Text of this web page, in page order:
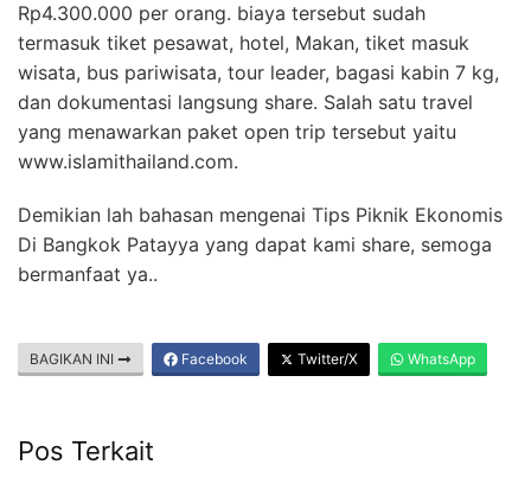
Rp4.300.000 per orang. biaya tersebut sudah
termasuk tiket pesawat, hotel, Makan, tiket masuk
wisata, bus pariwisata, tour leader, bagasi kabin 7 kg,
dan dokumentasi langsung share. Salah satu travel
yang menawarkan paket open trip tersebut yaitu
www.islamithailand.com.
Demikian lah bahasan mengenai Tips Piknik Ekonomis
Di Bangkok Patayya yang dapat kami share, semoga
bermanfaat ya..
BAGIKAN INI Facebook Twitter/X WhatsApp
Pos Terkait